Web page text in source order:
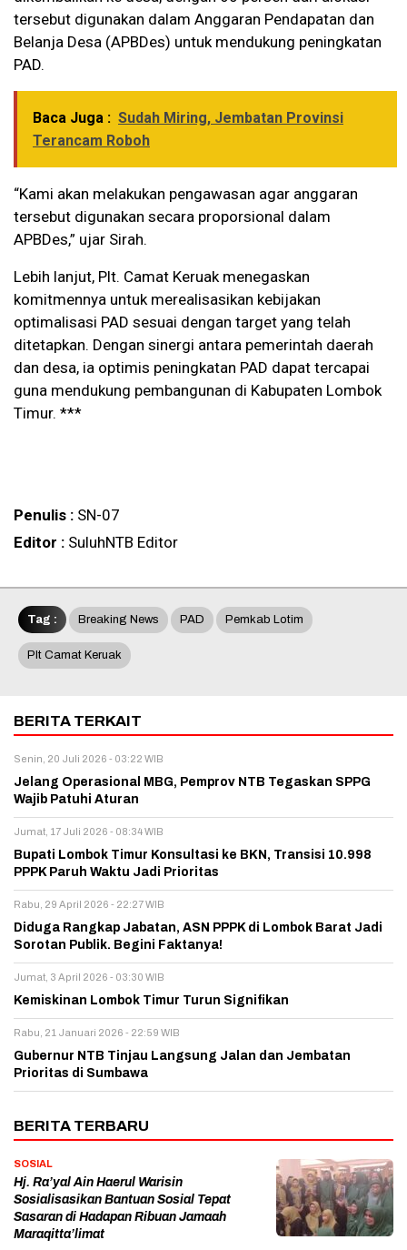
tersebut digunakan dalam Anggaran Pendapatan dan
Belanja Desa (APBDes) untuk mendukung peningkatan
PAD.
Baca Juga : Sudah Miring, Jembatan Provinsi
Terancam Roboh
“Kami akan melakukan pengawasan agar anggaran
tersebut digunakan secara proporsional dalam
APBDes,” ujar Sirah.
Lebih lanjut, Plt. Camat Keruak menegaskan
komitmennya untuk merealisasikan kebijakan
optimalisasi PAD sesuai dengan target yang telah
ditetapkan. Dengan sinergi antara pemerintah daerah
dan desa, ia optimis peningkatan PAD dapat tercapai
guna mendukung pembangunan di Kabupaten Lombok
Timur. ***
Penulis : SN-07
Editor : SuluhNTB Editor
Tag : Breaking News PAD Pemkab Lotim
Plt Camat Keruak
BERITA TERKAIT
Senin, 20 Juli 2026 - 03:22 WIB
Jelang Operasional MBG, Pemprov NTB Tegaskan SPPG
Wajib Patuhi Aturan
Jumat, 17 Juli 2026 - 08:34 WIB
Bupati Lombok Timur Konsultasi ke BKN, Transisi 10.998
PPPK Paruh Waktu Jadi Prioritas
Rabu, 29 April 2026 - 22:27 WIB
Diduga Rangkap Jabatan, ASN PPPK di Lombok Barat Jadi
Sorotan Publik. Begini Faktanya!
Jumat, 3 April 2026 - 03:30 WIB
Kemiskinan Lombok Timur Turun Signifikan
Rabu, 21 Januari 2026 - 22:59 WIB
Gubernur NTB Tinjau Langsung Jalan dan Jembatan
Prioritas di Sumbawa
BERITA TERBARU
SOSIAL
Hj. Ra’yal Ain Haerul Warisin
Sosialisasikan Bantuan Sosial Tepat
Sasaran di Hadapan Ribuan Jamaah
Maraqitta’limat